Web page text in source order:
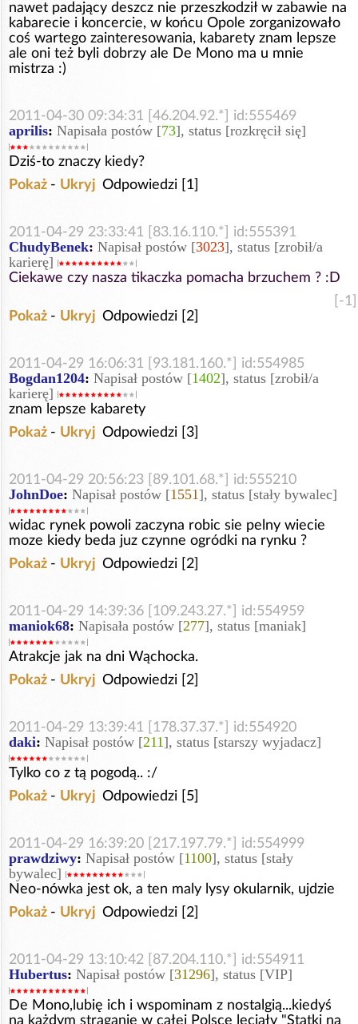
nawet padający deszcz nie przeszkodził w zabawie na
kabarecie i koncercie, w końcu Opole zorganizowało
coś wartego zainteresowania, kabarety znam lepsze
ale oni też byli dobrzy ale De Mono ma u mnie
mistrza :)
2011-04-30 09:34:31 [46.204.92.*] id:555469
aprilis: Napisała postów [73], status [rozkręcił się]
Dziś-to znaczy kiedy?
Pokaż - Ukryj Odpowiedzi [1]
2011-04-29 23:33:41 [83.16.110.*] id:555391
ChudyBenek: Napisał postów [3023], status [zrobił/a
karierę]
Ciekawe czy nasza tikaczka pomacha brzuchem ? :D
[-1]
Pokaż - Ukryj Odpowiedzi [2]
2011-04-29 16:06:31 [93.181.160.*] id:554985
Bogdan1204: Napisał postów [1402], status [zrobił/a
karierę]
znam lepsze kabarety
Pokaż - Ukryj Odpowiedzi [3]
2011-04-29 20:56:23 [89.101.68.*] id:555210
JohnDoe: Napisał postów [1551], status [stały bywalec]
widac rynek powoli zaczyna robic sie pelny wiecie
moze kiedy beda juz czynne ogródki na rynku ?
Pokaż - Ukryj Odpowiedzi [2]
2011-04-29 14:39:36 [109.243.27.*] id:554959
maniok68: Napisała postów [277], status [maniak]
Atrakcje jak na dni Wąchocka.
Pokaż - Ukryj Odpowiedzi [2]
2011-04-29 13:39:41 [178.37.37.*] id:554920
daki: Napisał postów [211], status [starszy wyjadacz]
Tylko co z tą pogodą.. :/
Pokaż - Ukryj Odpowiedzi [5]
2011-04-29 16:39:20 [217.197.79.*] id:554999
prawdziwy: Napisał postów [1100], status [stały
bywalec]
Neo-nówka jest ok, a ten maly lysy okularnik, ujdzie
Pokaż - Ukryj Odpowiedzi [2]
2011-04-29 13:10:42 [87.204.110.*] id:554911
Hubertus: Napisał postów [31296], status [VIP]
De Mono,lubię ich i wspominam z nostalgią...kiedyś
na każdym straganie w całej Polsce leciały "Statki na